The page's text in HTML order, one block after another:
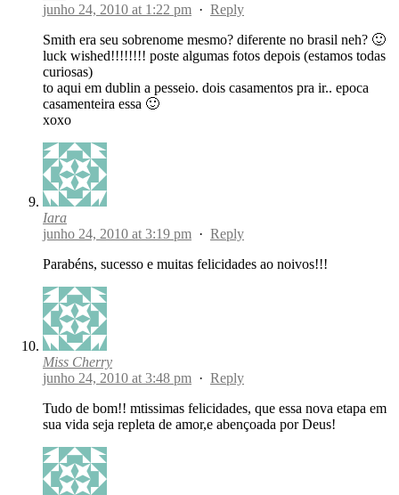
junho 24, 2010 at 1:22 pm · Reply
Smith era seu sobrenome mesmo? diferente no brasil neh? 🙂
luck wished!!!!!!!! poste algumas fotos depois (estamos todas
curiosas)
to aqui em dublin a pesseio. dois casamentos pra ir.. epoca
casamenteira essa 🙂
xoxo
Iara
junho 24, 2010 at 3:19 pm · Reply
Parabéns, sucesso e muitas felicidades ao noivos!!!
Miss Cherry
junho 24, 2010 at 3:48 pm · Reply
Tudo de bom!! mtissimas felicidades, que essa nova etapa em
sua vida seja repleta de amor,e abençoada por Deus!